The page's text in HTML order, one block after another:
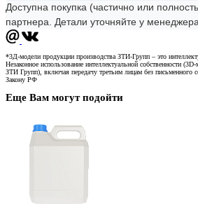
Доступна покупка (частично или
партнера. Детали уточняйте у
*3Д-модели продукции производства ЗТИ-Групп – это
Незаконное использование интеллектуальной собственности
ЗТИ Групп), включая передачу третьим лицам без письменного
Закону РФ
Еще Вам могут подойти